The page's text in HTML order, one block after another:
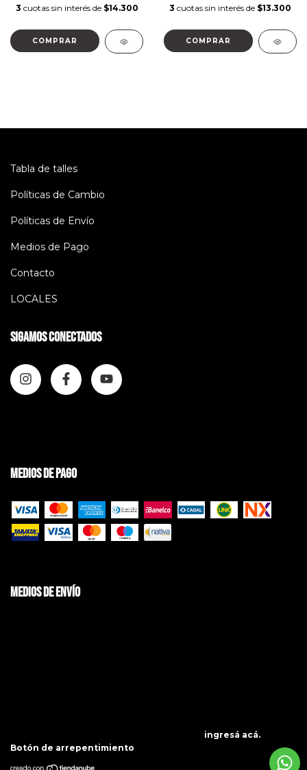
3 cuotas sin interés de $14.300
COMPRAR
3 cuotas sin interés de $13.300
COMPRAR
Tabla de talles
Políticas de Cambio
Políticas de Envío
Medios de Pago
Contacto
LOCALES
Sigamos conectados
Medios de pago
Medios de envío
ingresá acá.
Botón de arrepentimiento